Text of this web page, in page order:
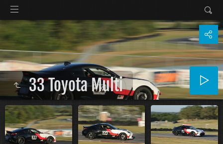
33 Toyota Multi